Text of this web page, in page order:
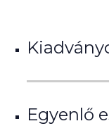
Egyenlő